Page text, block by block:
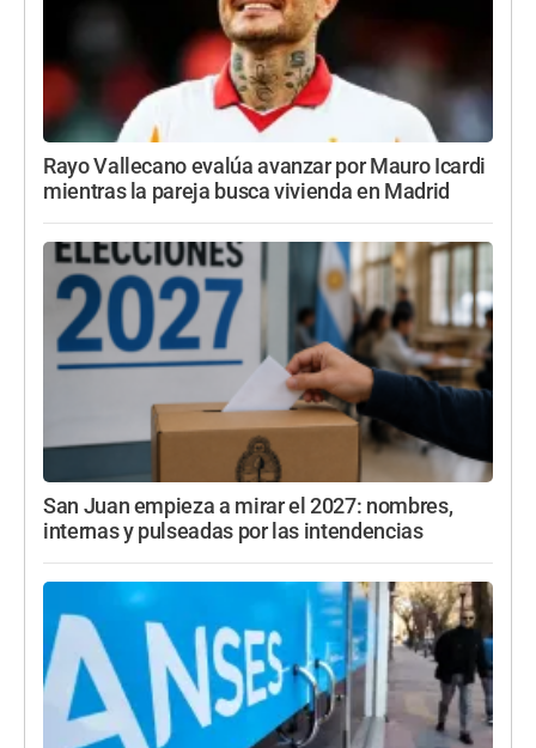
Rayo Vallecano evalúa avanzar por Mauro Icardi
mientras la pareja busca vivienda en Madrid
San Juan empieza a mirar el 2027: nombres,
internas y pulseadas por las intendencias